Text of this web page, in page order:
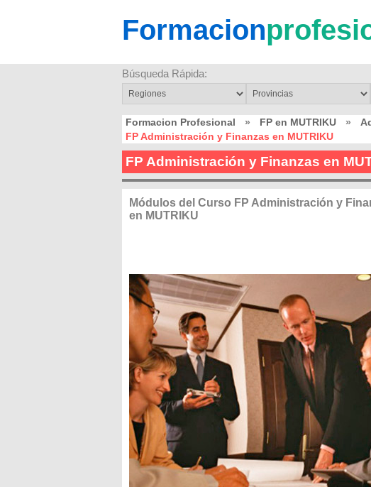
Formacion
Búsqueda Rápida:
Formacion Profesional » FP en MUTRIKU »
FP Administración y Finanzas en MUTRIKU
FP Administración y Finanzas en
Módulos del Curso FP Administración y
en MUTRIKU